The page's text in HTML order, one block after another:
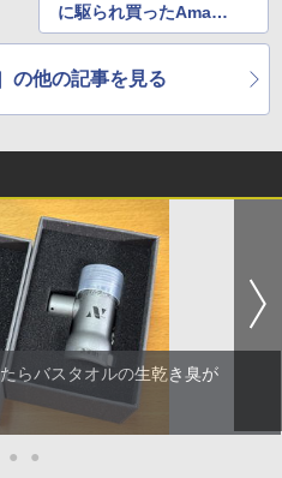
に駆られ買ったAmazo
nの三脚が大活躍【私
の他の記事を見る
らバスタオルの生乾き臭が
● ●